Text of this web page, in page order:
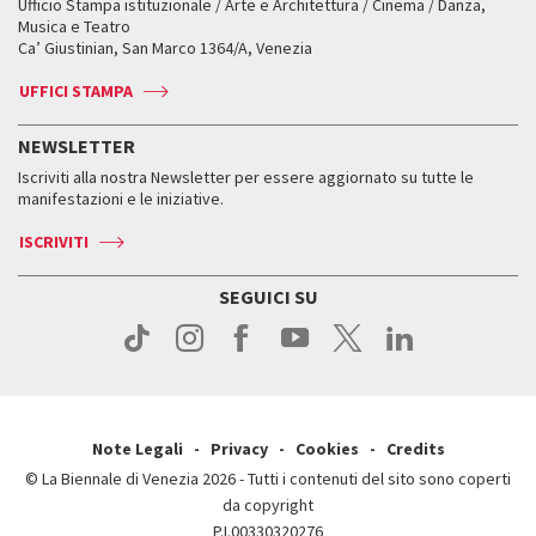
Servizi al pubblico
Come raggiungerci
Press
Orari e sedi
Accrediti
Come raggiungerci
Orari e sedi
Biglietti
Accrediti
Come raggiungerci
Contatti
Press
Servizi al pubblico
Come raggiungerci
Press
Leone d’oro alla carriera
Leone d’argento
Edizioni passate
Orari e sedi
Biglietti
Servizi al pubblico
Come raggiungerci
Contatti
Fondi e Collezioni
Biennale College ASAC
ASAC DATI
Storia
Orari e sedi
Ufficio Stampa istituzionale / Arte e Architettura / Cinema / Danza,
Musica e Teatro
Ca’ Giustinian, San Marco 1364/A, Venezia
UFFICI STAMPA
NEWSLETTER
Iscriviti alla nostra Newsletter per essere aggiornato su tutte le
manifestazioni e le iniziative.
ISCRIVITI
SEGUICI SU
Note Legali Privacy Cookies
Credits
© La Biennale di Venezia 2026 - Tutti i contenuti del sito sono coperti
da copyright
P.I.00330320276